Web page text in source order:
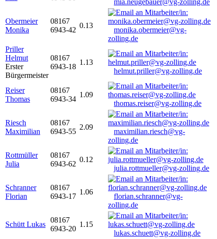
mia.neugebauer@vg-zolling.de
Obermeier
Monika
08167
6943-42
0.13
monika.obermeier@vg-
zolling.de
Priller
Helmut
Erster
Bürgermeister
08167
6943-18
1.13
helmut.priller@vg-zolling.de
Reiser
Thomas
08167
6943-34
1.09
thomas.reiser@vg-zolling.de
Riesch
Maximilian
08167
6943-55
2.09
maximilian.riesch@vg-
zolling.de
Rottmüller
Julia
08167
6943-62
0.12
julia.rottmueller@vg-zolling.de
Schranner
Florian
08167
6943-17
1.06
florian.schranner@vg-
zolling.de
Schütt Lukas
08167
6943-20
1.15
lukas.schuett@vg-zolling.de